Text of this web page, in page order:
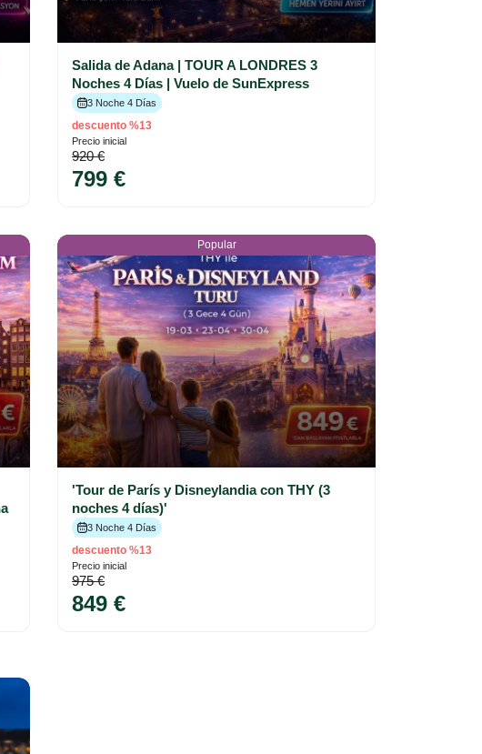
Salida de Adana | TOUR A LONDRES 3
Noches 4 Días | Vuelo de SunExpress
3 Noche 4 Días
descuento %13
Precio inicial
920 €
799 €
Popular
'Tour de París y Disneylandia con THY (3
noches 4 días)'
3 Noche 4 Días
descuento %13
Precio inicial
975 €
849 €